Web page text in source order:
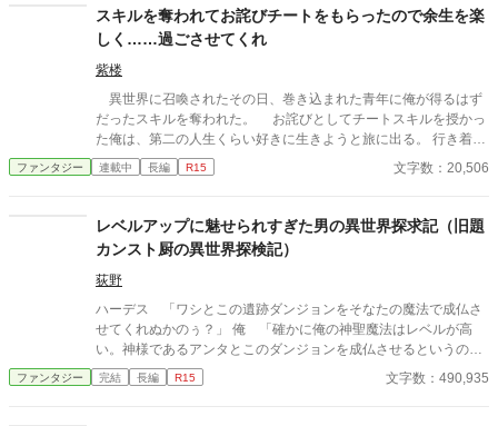
子供たち。 「この子たちを見捨てられるか」――そうして始まっ
た、ゼロからの異世界スローライフ。 草木で屋根を組み、石でか
まどを作り、土器を焼く。やがて薬師のエルフや、獣人の少女、
訳ありの元王女たちも仲間に加わり、アキオの暮らしは「町」と
呼べるほどに広がっていく。 頼れる父であり、愛される夫であ
り、誰かのために動ける男―― 年齢なんて関係ない。 五十路の職
人が“家族”と共に未来を切り拓く、愛と癒しの異世界共同体ファ
ンタジー！
スキルを奪われてお詫びチートをもらったので余生を楽
しく……過ごさせてくれ
紫楼
異世界に召喚されたその日、巻き込まれた青年に俺が得るはず
だったスキルを奪われた。 お詫びとしてチートスキルを授かっ
た俺は、第二の人生くらい好きに生きようと旅に出る。 行き着い
た先は、寂れた町の場末の酒場だ。 なぜか客は男ばかりだが、
日雇い冒険者や恐妻家の肉屋たちとの気楽な毎日は悪くない。
へ通ってくる理由だけは、さっぱりわからない。 「お前らツケは
やめろ」 そんな穏やかな日々を送っていたはずなのに、ある
日、酒場へ厄介な依頼が舞い込んできた――。 他サイトでも掲
ファンタジー 連載中 長編 R15 文字数：20,506
レベルアップに魅せられすぎた男の異世界探求記（旧題
カンスト厨の異世界探検記）
荻野
ハーデス 「ワシとこの遺跡ダンジョンをそなたの魔法で成仏さ
せてくれぬかのぅ？」 俺 「確かに俺の神聖魔法はレベルが高
い。神様であるアンタとこのダンジョンを成仏させるというのも
出来るかもしれないな」 ハーデス 「では……」 俺 「だが断
る！」 ハーデス 「むっ、今何と？」 俺 「断ると言ったんだ」
ファンタジー 完結 長編 R15 文字数：490,935